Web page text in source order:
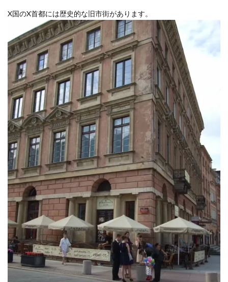
X国のX首都には歴史的な旧市街があります。